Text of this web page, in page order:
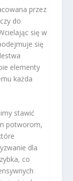
przez
do
się w
się
elementy
każda
stawić
potworom,
dla
co